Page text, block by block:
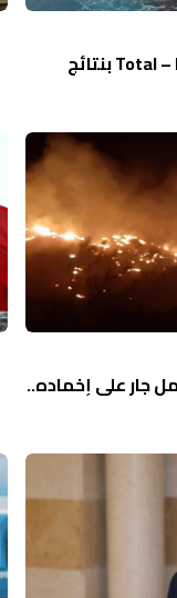
"الطاقة" تطالب Total – Energies بنتائج
جار على إخماده..